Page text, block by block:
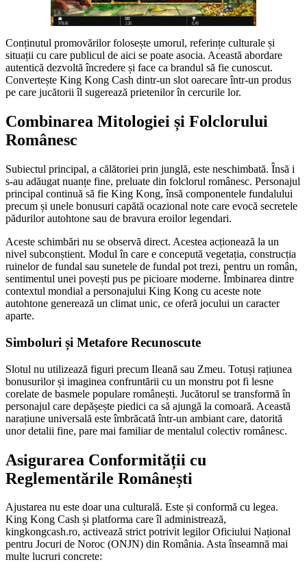
Conținutul promovărilor folosește umorul, referințe culturale și
situații cu care publicul de aici se poate asocia. Această abordare
autentică dezvoltă încredere și face ca brandul să fie cunoscut.
Convertește King Kong Cash dintr-un slot oarecare într-un produs
pe care jucătorii îl sugerează prietenilor în cercurile lor.
Combinarea Mitologiei și Folclorului
Românesc
Subiectul principal, a călătoriei prin junglă, este neschimbată. Însă i
s-au adăugat nuanțe fine, preluate din folclorul românesc. Personajul
principal continuă să fie King Kong, însă componentele fundalului
precum și unele bonusuri capătă ocazional note care evocă secretele
pădurilor autohtone sau de bravura eroilor legendari.
Aceste schimbări nu se observă direct. Acestea acționează la un
nivel subconștient. Modul în care e concepută vegetația, construcția
ruinelor de fundal sau sunetele de fundal pot trezi, pentru un român,
sentimentul unei povești pus pe picioare moderne. Îmbinarea dintre
contextul mondial a personajului King Kong cu aceste note
autohtone generează un climat unic, ce oferă jocului un caracter
aparte.
Simboluri și Metafore Recunoscute
Slotul nu utilizează figuri precum Ileană sau Zmeu. Totuși rațiunea
bonusurilor și imaginea confruntării cu un monstru pot fi lesne
corelate de basmele populare românești. Jucătorul se transformă în
personajul care depășește piedici ca să ajungă la comoară. Această
narațiune universală este îmbrăcată într-un ambiant care, datorită
unor detalii fine, pare mai familiar de mentalul colectiv românesc.
Asigurarea Conformității cu
Reglementările Românești
Ajustarea nu este doar una culturală. Este și conformă cu legea.
King Kong Cash și platforma care îl administrează,
kingkongcash.ro, activează strict potrivit legilor Oficiului Național
pentru Jocuri de Noroc (ONJN) din România. Asta înseamnă mai
multe lucruri concrete: